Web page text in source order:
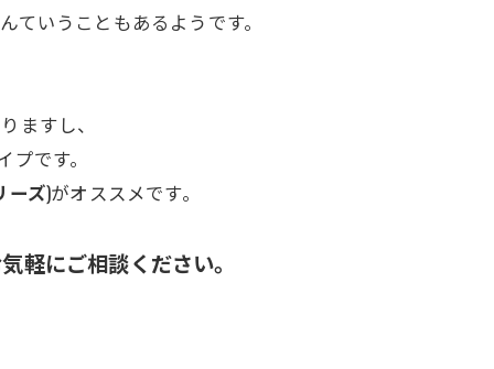
いうこともあるようです。
ますし、
です。
ーズ)がオススメです。
軽にご相談ください。